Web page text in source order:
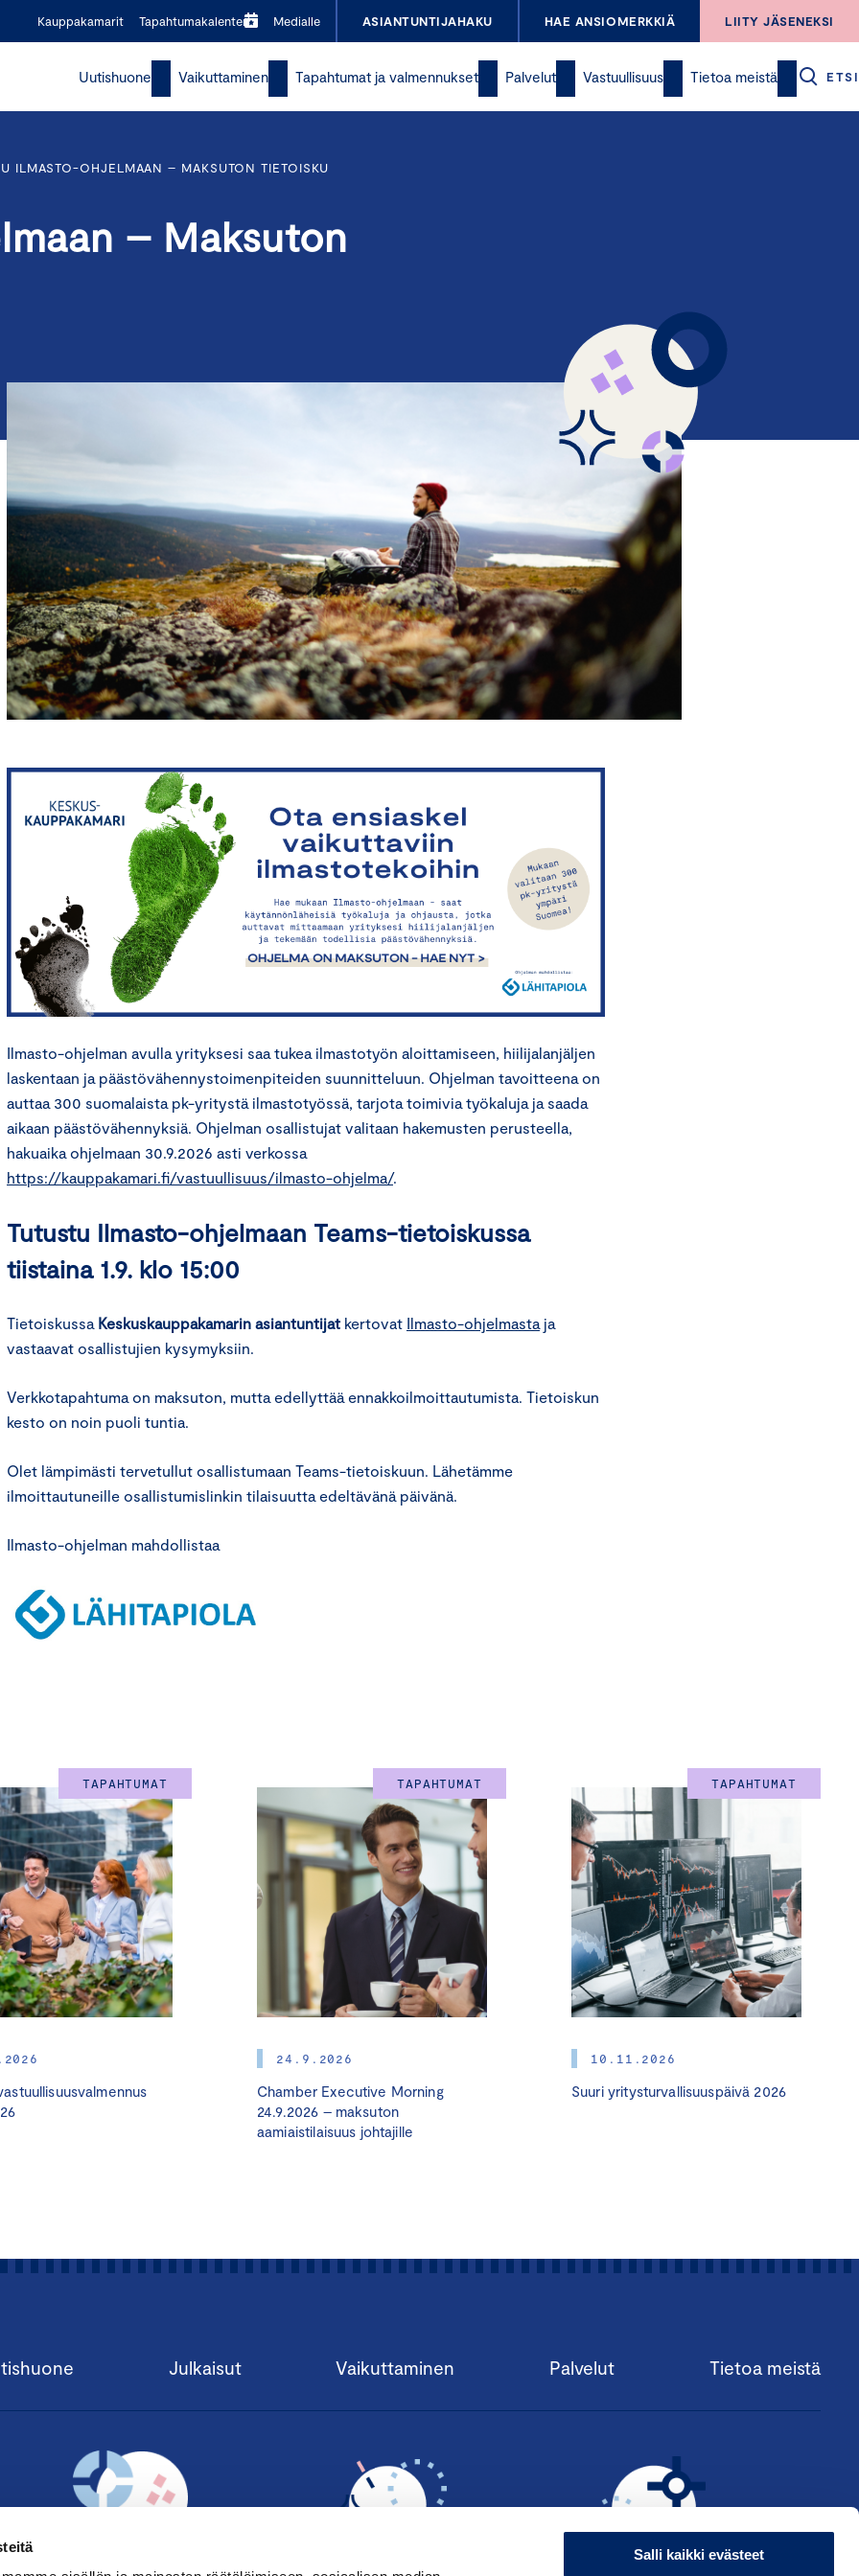
Salli kaikki evästeet
Kauppakamarit Tapahtumakalenteri Medialle ASIANTUNTIJAHAKU HAE ANSIOMERKKIÄ LIITY JÄSENEKSI
Uutishuone Vaikuttaminen Tapahtumat ja valmennukset Palvelut Vastuullisuus Tietoa meistä ETSI
ILMASTO-OHJELMAAN – MAKSUTON TIETOISKU
– Maksuton
Ilmasto-ohjelman avulla yrityksesi saa tukea ilmastotyön aloittamiseen, hiilijalanjäljen
laskentaan ja päästövähennystoimenpiteiden suunnitteluun. Ohjelman tavoitteena on
auttaa 300 suomalaista pk-yritystä ilmastotyössä, tarjota toimivia työkaluja ja saada
aikaan päästövähennyksiä. Ohjelman osallistujat valitaan hakemusten perusteella,
hakuaika ohjelmaan 30.9.2026 asti verkossa
https://kauppakamari.fi/vastuullisuus/ilmasto-ohjelma/.
Tutustu Ilmasto-ohjelmaan Teams-tietoiskussa
tiistaina 1.9. klo 15:00
Tietoiskussa Keskuskauppakamarin asiantuntijat kertovat Ilmasto-ohjelmasta ja
vastaavat osallistujien kysymyksiin.
Verkkotapahtuma on maksuton, mutta edellyttää ennakkoilmoittautumista. Tietoiskun
kesto on noin puoli tuntia.
Olet lämpimästi tervetullut osallistumaan Teams-tietoiskuun. Lähetämme
ilmoittautuneille osallistumislinkin tilaisuutta edeltävänä päivänä.
Ilmasto-ohjelman mahdollistaa
TAPAHTUMAT TAPAHTUMAT
24.9.2026
Chamber Executive Morning
24.9.2026 – maksuton
aamiaistilaisuus johtajille
TAPAHTUMAT
10.11.2026
Suuri yritysturvallisuuspäivä 2026
Julkaisut Vaikuttaminen Palvelut Tietoa meistä